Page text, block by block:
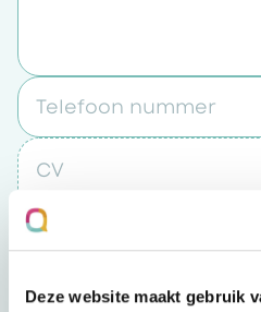
Deze website maakt gebruik
Telefoon nummer
CV